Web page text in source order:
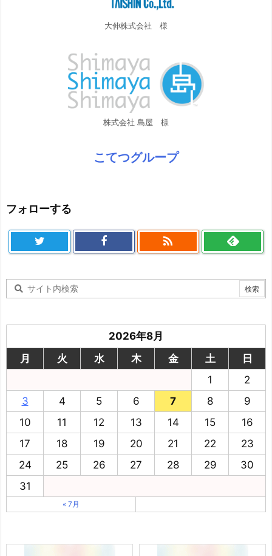
大伸株式会社 様
株式会社 島屋 様
こてつグループ
フォローする

2026年8月
月
火 水 木 金 土
日
1
2
3
4 5 6 7 8
9
10
11 12 13 14 15
16
17
18 19 20 21 22
23
24
25 26 27 28 29
30
31
« 7月